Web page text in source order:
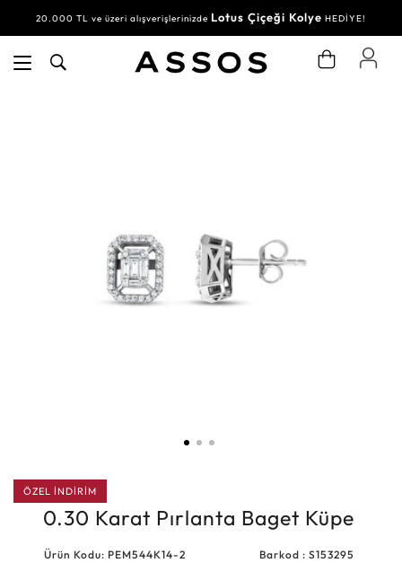
20.000 TL ve üzeri alışverişlerinizde Lotus Çiçeği Kolye HEDİYE!
ÖZEL İNDİRİM
0.30 Karat Pırlanta Baget Küpe
Ürün Kodu: PEM544K14-2 Barkod : S153295